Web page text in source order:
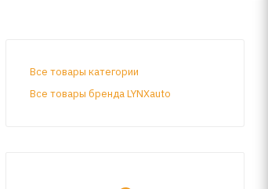
Все товары категории
Все товары бренда LYNXauto